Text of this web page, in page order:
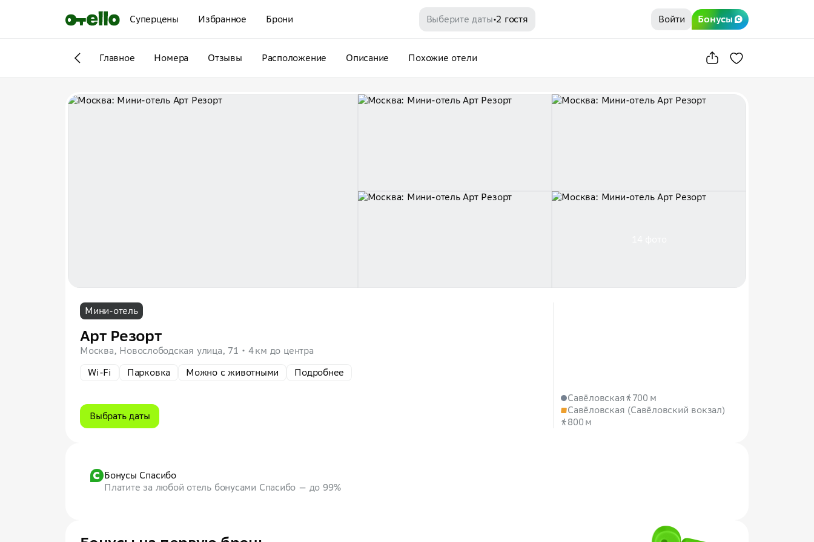
Суперцены Избранное Брони Выберите даты•2 гостя Войти Бонусы
Главное Номера Отзывы Расположение Описание Похожие отели
Мини-отель
Арт Резорт
Москва, Новослободская улица, 71
4 км до центра
Wi-Fi
Парковка Можно с животными Подробнее
Выбрать даты
Савёловская
700 м
Савёловская (Савёловский вокзал)
800 м
Бонусы Спасибо
Платите за любой отель бонусами Спасибо — до 99%